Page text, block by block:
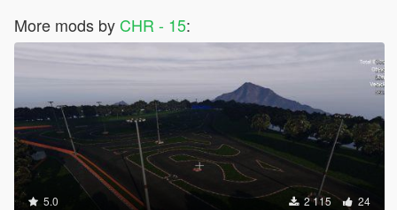
More mods by CHR - 15:
5.0 2 115 24